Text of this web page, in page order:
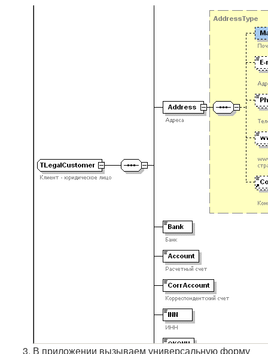
В приложении вызываем универсальную форму